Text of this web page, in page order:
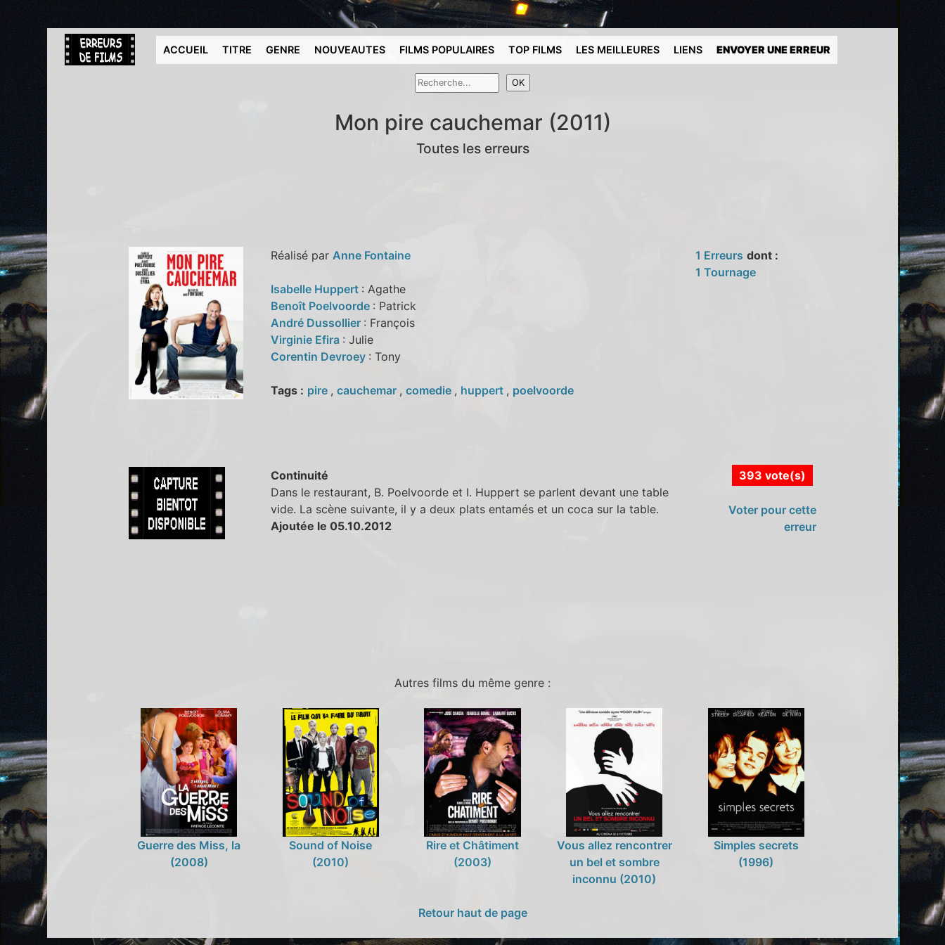
ACCUEIL TITRE GENRE NOUVEAUTES FILMS POPULAIRES TOP FILMS LES MEILLEURES LIENS ENVOYER UNE ERREUR
Mon pire cauchemar (2011)
Toutes les erreurs
Réalisé par Anne Fontaine
Isabelle Huppert : Agathe
Benoît Poelvoorde : Patrick
André Dussollier : François
Virginie Efira : Julie
Corentin Devroey : Tony
Tags : pire , cauchemar , comedie , huppert , poelvoorde
1 Erreurs dont :
1 Tournage
Continuité
Dans le restaurant, B. Poelvoorde et I. Huppert se parlent devant une table
vide. La scène suivante, il y a deux plats entamés et un coca sur la table.
Ajoutée le 05.10.2012
393 vote(s)
Voter pour cette
erreur
Autres films du même genre :
Guerre des Miss, la
(2008)
Sound of Noise
(2010)
Rire et Châtiment
(2003)
Vous allez rencontrer
un bel et sombre
inconnu (2010)
Simples secrets
(1996)
Retour haut de page